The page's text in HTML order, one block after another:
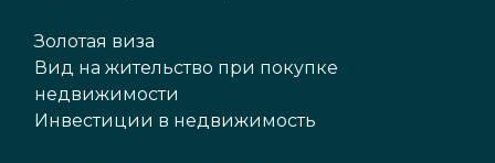
Золотая виза
Вид на жительство при покупке
недвижимости
Инвестиции в недвижимость